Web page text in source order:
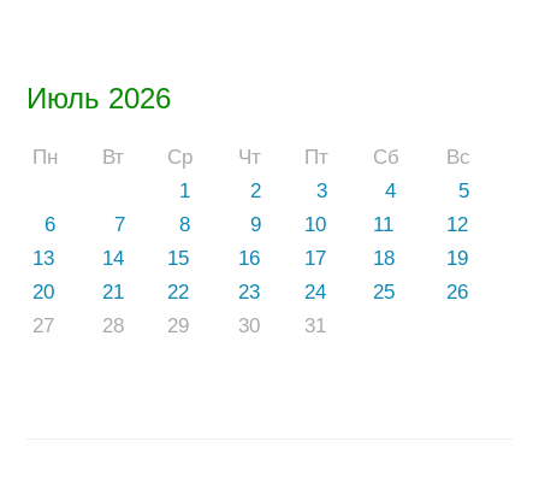
Июль 2026
Пн Вт Ср Чт Пт Сб
Вс
1
2 3 4
5
6
7 8 9 10 11
12
13
14 15 16 17 18
19
20
21 22 23 24 25
26
27
28 29 30 31